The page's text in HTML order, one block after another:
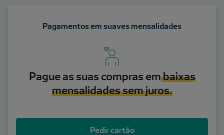
Pagamentos em suaves mensalidades
Pague as suas compras embaixas
mensalidades sem juros.
Pedir cartão